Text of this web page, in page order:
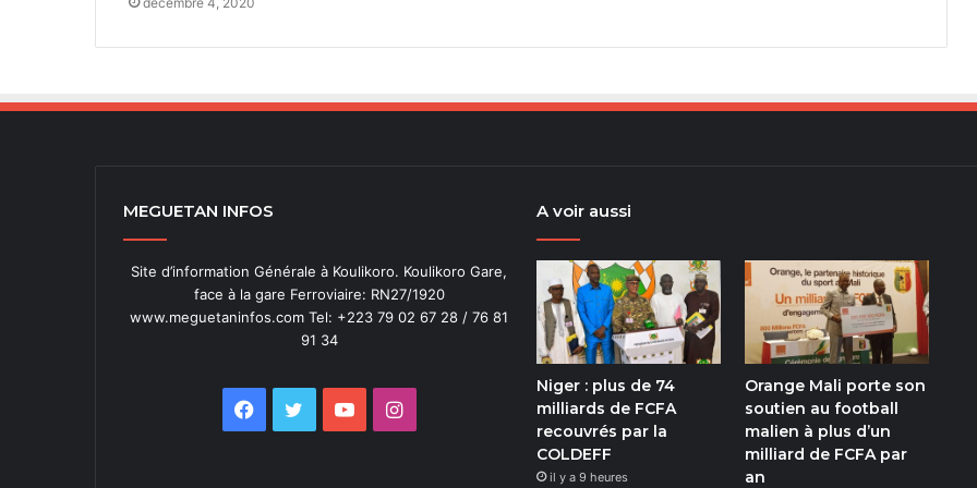
MEGUETAN INFOS
Site d’information Générale à Koulikoro. Koulikoro Gare,
face à la gare Ferroviaire: RN27/1920
www.meguetaninfos.com Tel: +223 79 02 67 28 / 76 81
91 34
Facebook
TwitterYouTubeInstagram
A voir aussi
Niger : plus de 74
milliards de FCFA
recouvrés par la
COLDEFF
il y a 9 heures
Orange Mali porte son
soutien au football
malien à plus d’un
milliard de FCFA par
an